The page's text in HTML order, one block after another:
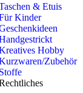
& Etuis
Kinder
Hobby
Zubehör